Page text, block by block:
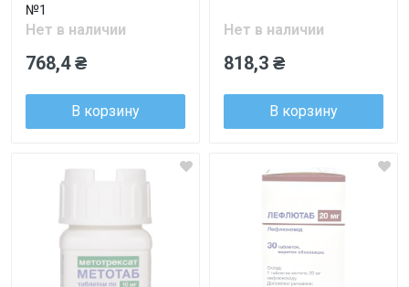
№1
Нет в наличии
768,4 ₴
В корзину
Нет в наличии
818,3 ₴
В корзину